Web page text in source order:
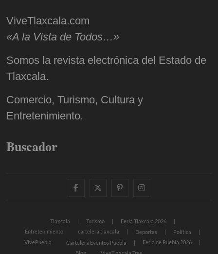
ViveTlaxcala.com
«A la Vista de Todos…»
Somos la revista electrónica del Estado de
Tlaxcala.
Comercio, Turismo, Cultura y
Entretenimiento.
Buscador
facebooktwitter
pinterestinstagram
Tlaxcala Turismo
Feria Tlaxcala 2026
Entretenimiento
cartelera tlaxcala Deportes
Política
VivePuebla
Cartelera Eventos Puebla
Feria de Puebla 2026
Blog
ViveTlaxcala Tree